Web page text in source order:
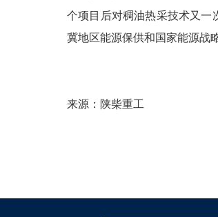
个项目后对稠油热采技术又一
冀地区能源保供和国家能源战
来源：陕柴重工